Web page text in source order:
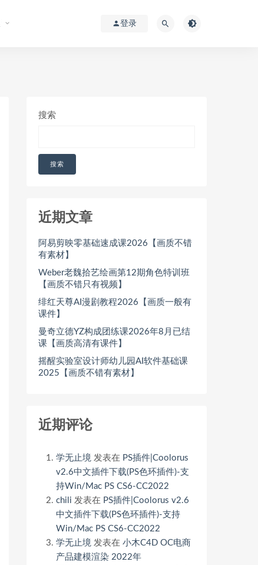
登录
搜索
搜索
近期文章
阿易剪映零基础速成课2026【画质不错
有素材】
Weber老魏拾艺绘画第12期角色特训班
【画质不错只有视频】
绯红天尊AI漫剧教程2026【画质一般有
课件】
曼奇立德YZ构成团练课2026年8月已结
课【画质高清有课件】
摇醒实验室设计师幼儿园AI软件基础课
2025【画质不错有素材】
近期评论
学无止境 发表在 PS插件|Coolorus
v2.6中文插件下载(PS色环插件)-支
持Win/Mac PS CS6-CC2022
chili 发表在 PS插件|Coolorus v2.6
中文插件下载(PS色环插件)-支持
Win/Mac PS CS6-CC2022
学无止境 发表在 小木C4D OC电商
产品建模渲染 2022年